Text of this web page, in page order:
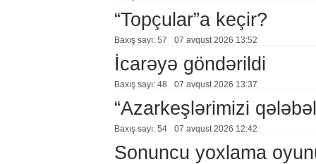
“Topçular”a keçir?
Baxış sayı: 57 07 avqust 2026 13:52
İcarəyə göndərildi
Baxış sayı: 48 07 avqust 2026 13:37
“Azarkeşlərimizi
Baxış sayı: 54 07 avqust 2026 12:42
Sonuncu yoxlama